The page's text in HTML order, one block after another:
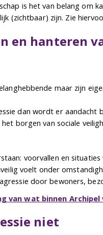
is het van belang om
(zichtbaar) zijn. Zie
en hanteren
maar zijn
dan wordt er
borgen van sociale
voorvallen en
voelt onder
door bewoners,
van wat binnen
niet